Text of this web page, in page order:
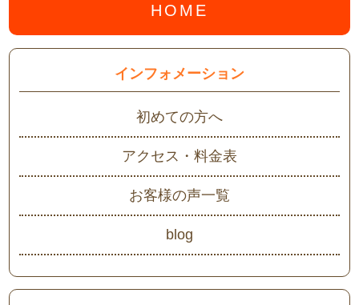
HOME
インフォメーション
初めての方へ
アクセス・料金表
お客様の声一覧
blog